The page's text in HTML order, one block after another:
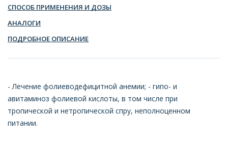
СПОСОБ ПРИМЕНЕНИЯ И ДОЗЫ
АНАЛОГИ
ПОДРОБНОЕ ОПИСАНИЕ
- Лечение фолиеводефицитной анемии; - гипо- и
авитаминоз фолиевой кислоты, в том числе при
тропической и нетропической спру, неполноценном
питании.